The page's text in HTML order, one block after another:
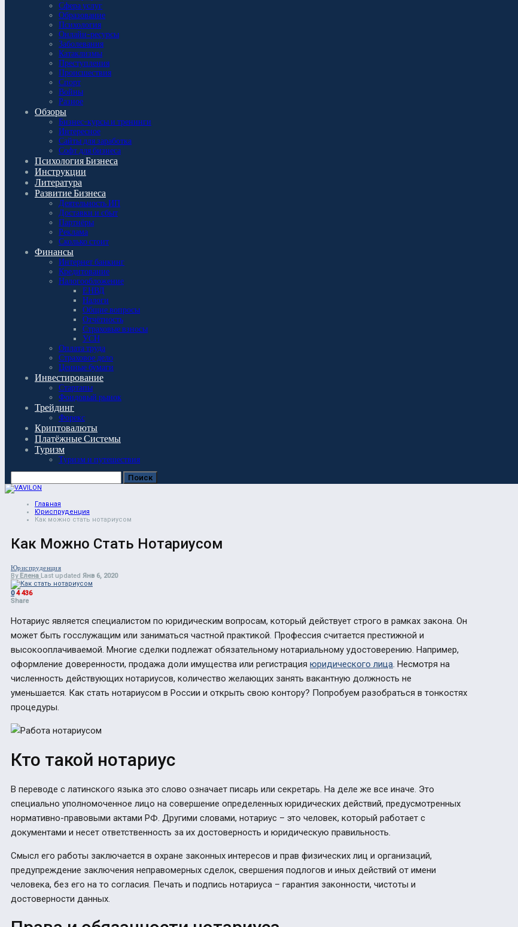
Сфера услуг
Образование
Психология
Онлайн-ресурсы
Заболевания
Катаклизмы
Преступления
Происшествия
Спорт
Войны
Разное
Обзоры
Бизнес-курсы и тренинги
Интересное
Сайты для заработка
Софт для бизнеса
Психология Бизнеса
Инструкции
Литература
Развитие Бизнеса
Деятельность ИП
Доставки и сбыт
Партнёры
Реклама
Сколько стоит
Финансы
Интернет банкинг
Кредитование
Налогообложение
ЕНВД
Налоги
Общие вопросы
Отчётность
Страховые взносы
УСН
Оплата труда
Страховое дело
Ценные бумаги
Инвестирование
Стартапы
Фондовый рынок
Трейдинг
Форекс
Криптовалюты
Платёжные Системы
Туризм
Туризм и путешествия
Главная
Юриспруденция
Как можно стать нотариусом
Как Можно Стать Нотариусом
Юриспруденция
By Елена Last updated Янв 6, 2020
0 4 436
Share
Нотариус является специалистом по юридическим вопросам, который действует строго в рамках закона. Он
может быть госслужащим или заниматься частной практикой. Профессия считается престижной и
высокооплачиваемой. Многие сделки подлежат обязательному нотариальному удостоверению. Например,
оформление доверенности, продажа доли имущества или регистрация юридического лица. Несмотря на
численность действующих нотариусов, количество желающих занять вакантную должность не
уменьшается. Как стать нотариусом в России и открыть свою контору? Попробуем разобраться в тонкостях
процедуры.
Кто такой нотариус
В переводе с латинского языка это слово означает писарь или секретарь. На деле же все иначе. Это
специально уполномоченное лицо на совершение определенных юридических действий, предусмотренных
нормативно-правовыми актами РФ. Другими словами, нотариус – это человек, который работает с
документами и несет ответственность за их достоверность и юридическую правильность.
Смысл его работы заключается в охране законных интересов и прав физических лиц и организаций,
предупреждение заключения неправомерных сделок, свершения подлогов и иных действий от имени
человека, без его на то согласия. Печать и подпись нотариуса – гарантия законности, чистоты и
достоверности данных.